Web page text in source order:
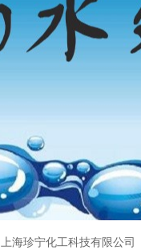
上海珍宁化工科技有限公司